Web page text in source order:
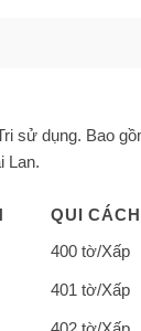
sử dụng. Bao
Lan.
QUI CÁCH
400 tờ/Xấp
401 tờ/Xấp